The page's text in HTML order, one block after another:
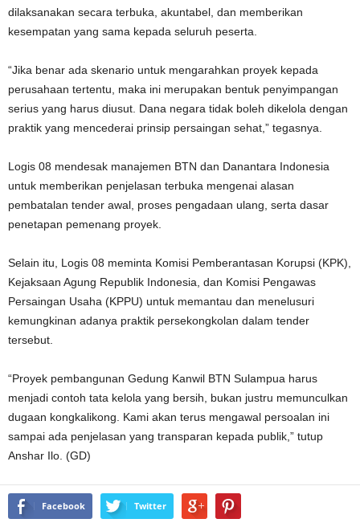
dilaksanakan secara terbuka, akuntabel, dan memberikan
kesempatan yang sama kepada seluruh peserta.
“Jika benar ada skenario untuk mengarahkan proyek kepada
perusahaan tertentu, maka ini merupakan bentuk penyimpangan
serius yang harus diusut. Dana negara tidak boleh dikelola dengan
praktik yang mencederai prinsip persaingan sehat,” tegasnya.
Logis 08 mendesak manajemen BTN dan Danantara Indonesia
untuk memberikan penjelasan terbuka mengenai alasan
pembatalan tender awal, proses pengadaan ulang, serta dasar
penetapan pemenang proyek.
Selain itu, Logis 08 meminta Komisi Pemberantasan Korupsi (KPK),
Kejaksaan Agung Republik Indonesia, dan Komisi Pengawas
Persaingan Usaha (KPPU) untuk memantau dan menelusuri
kemungkinan adanya praktik persekongkolan dalam tender
tersebut.
“Proyek pembangunan Gedung Kanwil BTN Sulampua harus
menjadi contoh tata kelola yang bersih, bukan justru memunculkan
dugaan kongkalikong. Kami akan terus mengawal persoalan ini
sampai ada penjelasan yang transparan kepada publik,” tutup
Anshar Ilo. (GD)
Facebook Twitter